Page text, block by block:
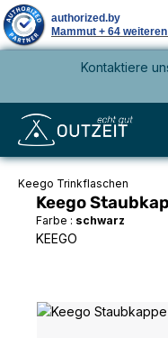
springenKontaktiere
Keego Trinkflaschen
Keego
Farbe : schwarz
KEEGO
Bildergalerie